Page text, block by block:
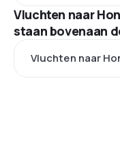
Vluchten naar
staan bovenaan
Vluchten naar